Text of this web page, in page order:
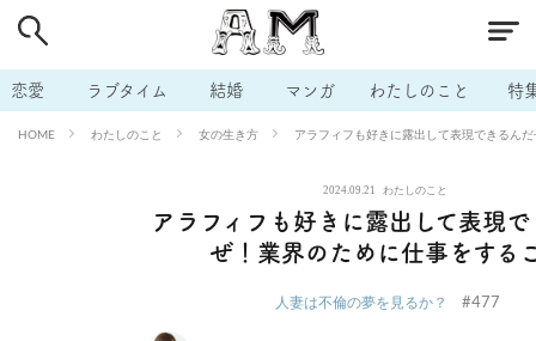
恋愛 ラブタイム 結婚 マンガ わたしのこと 特
HOME わたしのこと 女の生き方 アラフィフも好きに露出して表現できるん
2024.09.21 わたしのこと
アラフィフも好きに露出して表現
ぜ！業界のために仕事をする
人妻は不倫の夢を見るか？ #477
# 男の本音 # セフレ # 不倫
# 出会う方法 # マッチングアプリ # ラブグッズ # 体の相